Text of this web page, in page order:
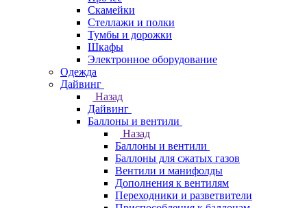
Скамейки
Стеллажи и полки
Тумбы и дорожки
Шкафы
Электронное оборудование
Одежда
Дайвинг
Назад
Дайвинг
Баллоны и вентили
Назад
Баллоны и вентили
Баллоны для сжатых газов
Вентили и манифолды
Дополнения к вентилям
Переходники и разветвители